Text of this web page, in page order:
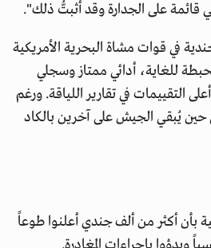
قائمة على الجدارة وقد أثبتُّ ذلك".
في قوات مشاة البحرية الأمريكية
للغاية، أدائي ممتاز وسجلي
التقييمات في تقارير اللياقة. ورغم
حين يُبقي الجيش على آخرين بالكاد
بأن أكثر من ألف جندي أعلنوا طوعاً